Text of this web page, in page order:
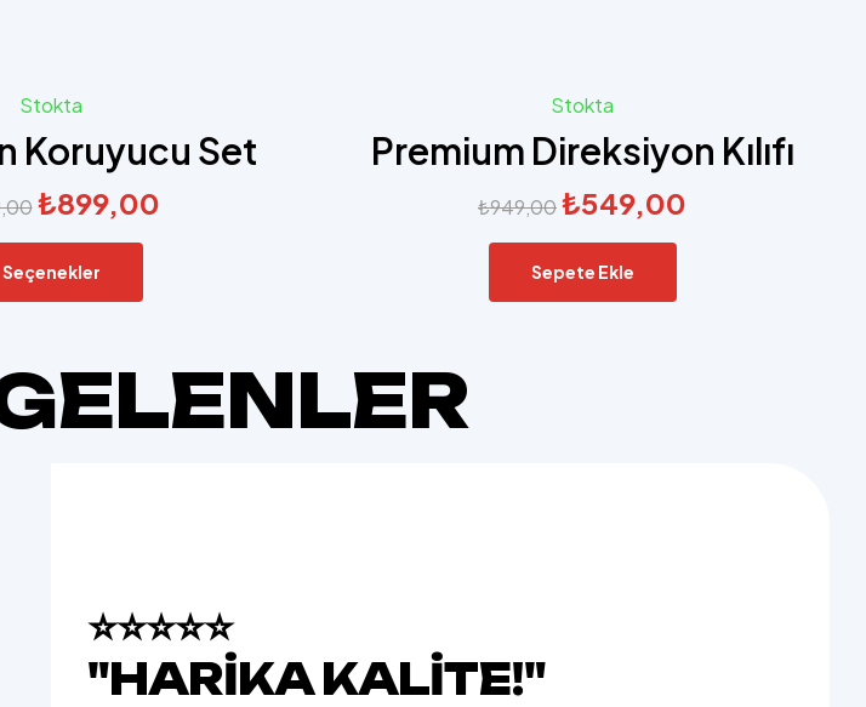
Stokta
Koruyucu Set
₺899,00
Seçenekler
Stokta
Premium Direksiyon Kılıfı
₺949,00₺549,00
Sepete Ekle
⭐⭐⭐⭐⭐
"HARIKA KALITE!"